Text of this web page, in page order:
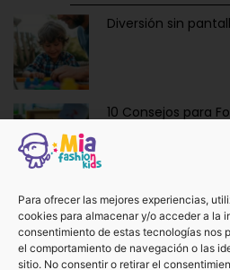
Para ofrecer las mejores experiencias,
cookies para almacenar y/o acceder a la
consentimiento de estas tecnologías nos
el comportamiento de navegación o las
sitio. No consentir o retirar el
Diversión sin
10 Consejos para
Ropa y Accesorios
Nacidos: La
Pequeños.